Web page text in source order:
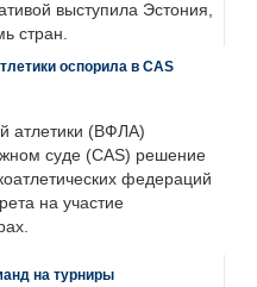
выступила Эстония,
стран.
оспорила в CAS
атлетики (ВФЛА)
суде (CAS) решение
федераций
на участие
на турниры